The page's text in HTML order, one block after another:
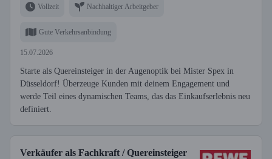
Vollzeit Nachhaltiger Arbeitgeber
Gute Verkehrsanbindung
15.07.2026
Starte als Quereinsteiger in der Augenoptik bei Mister Spex in
Düsseldorf! Überzeuge Kunden mit deinem Engagement und
werde Teil eines dynamischen Teams, das das Einkaufserlebnis neu
definiert.
Verkäufer als Fachkraft / Quereinsteiger